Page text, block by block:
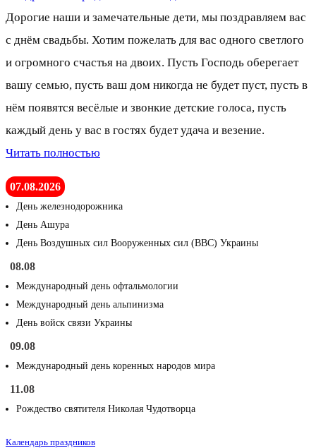
Дорогие наши и замечательные дети, мы поздравляем вас
с днём свадьбы. Хотим пожелать для вас одного светлого
и огромного счастья на двоих. Пусть Господь оберегает
вашу семью, пусть ваш дом никогда не будет пуст, пусть в
нём появятся весёлые и звонкие детские голоса, пусть
каждый день у вас в гостях будет удача и везение.
Читать полностью
07.08.2026
День железнодорожника
День Ашура
День Воздушных сил Вооруженных сил (ВВС) Украины
08.08
Международный день офтальмологии
Международный день альпинизма
День войск связи Украины
09.08
Международный день коренных народов мира
11.08
Рождество святителя Николая Чудотворца
Календарь праздников